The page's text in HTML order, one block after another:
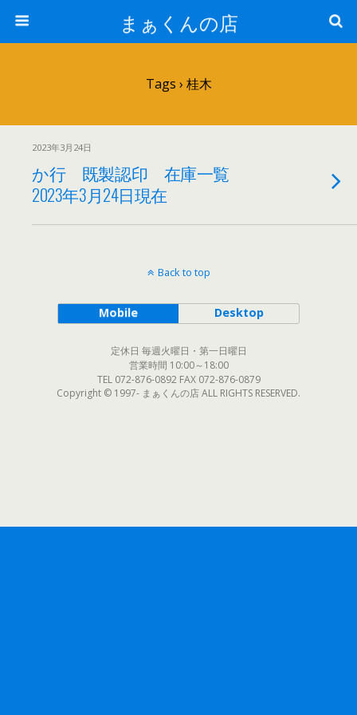
まぁくんの店
Tags › 桂木
2023年3月24日
か行 既製認印 在庫一覧
2023年3月24日現在
Back to top
Mobile Desktop
定休日 毎週火曜日・第一日曜日
営業時間 10:00～18:00
TEL 072-876-0892 FAX 072-876-0879
Copyright © 1997- まぁくんの店 ALL RIGHTS RESERVED.